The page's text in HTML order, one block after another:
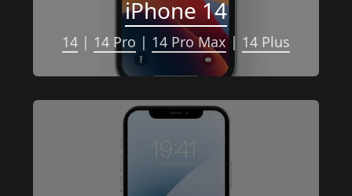
iPhone 14
14 | 14 Pro | 14 Pro Max | 14 Plus